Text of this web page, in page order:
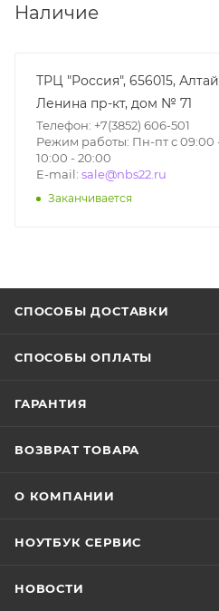
Наличие
ТРЦ "Россия", 656015,
Ленина пр-кт, дом № 71
Телефон: +7(3852) 606-501
Режим работы: Пн-пт с 09:00
10:00 - 20:00
E-mail: sale@nbs22.ru
Заканчивается
СПОСОБЫ ДОСТАВКИ
СПОСОБЫ ОПЛАТЫ
ГАРАНТИЯ
ВОЗВРАТ ТОВАРА
О КОМПАНИИ
НОУТБУК СЕРВИС
НОВОСТИ